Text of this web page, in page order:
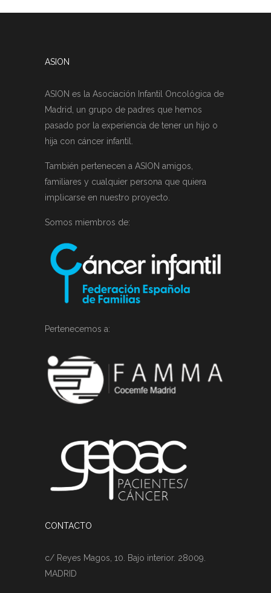
ASION
ASION es la Asociación Infantil Oncológica de
Madrid, un grupo de padres que hemos
pasado por la experiencia de tener un hijo o
hija con cáncer infantil.
También pertenecen a ASION amigos,
familiares y cualquier persona que quiera
implicarse en nuestro proyecto.
Somos miembros de:
Pertenecemos a:
CONTACTO
c/ Reyes Magos, 10. Bajo interior. 28009.
MADRID